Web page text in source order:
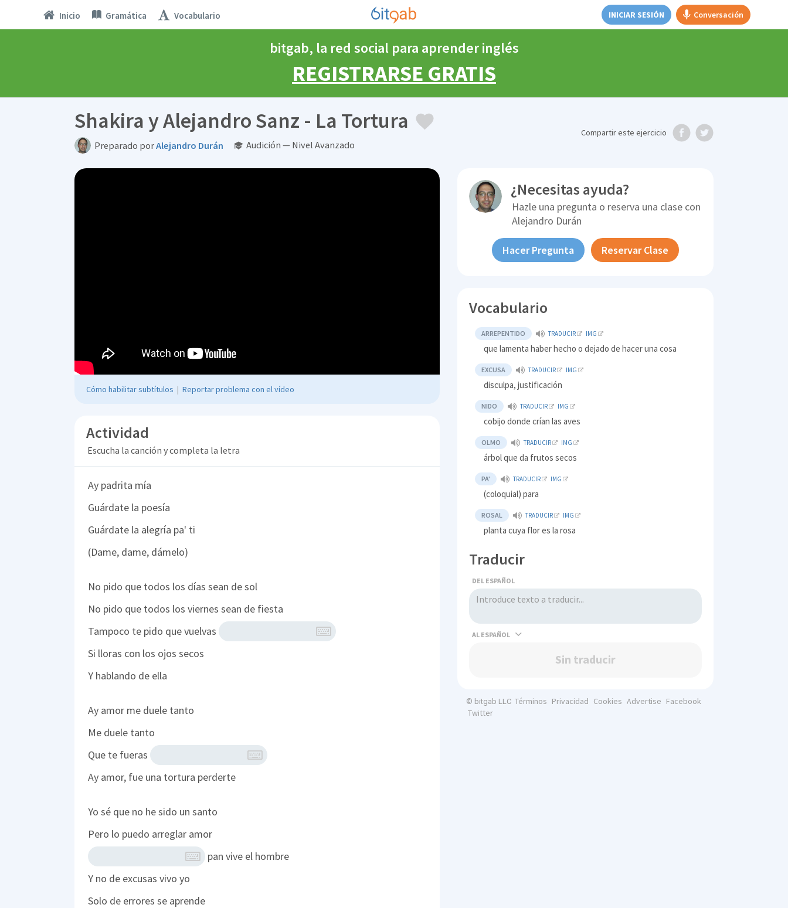
Inicio Gramática Vocabulario INICIAR SESIÓN Conversación
bitgab, la red social para aprender inglés
REGISTRARSE GRATIS
Shakira y Alejandro Sanz - La Tortura
Preparado porAlejandro Durán Audición — Nivel Avanzado
Compartireste ejercicio
Cómo habilitar subtítulos | Reportar problema con el vídeo
Actividad
Escucha la canción y completa la letra
Ay padrita mía
Guárdate la poesía
Guárdate la alegría pa' ti
(Dame, dame, dámelo)
No pido que todos los días sean de sol
No pido que todos los viernes sean de fiesta
Tampoco te pido que vuelvas
Si lloras con los ojos secos
Y hablando de ella
Ay amor me duele tanto
Me duele tanto
Que te fueras
Ay amor, fue una tortura perderte
Yo sé que no he sido un santo
Pero lo puedo arreglar amor
pan vive el hombre
Y no de excusas vivo yo
Solo de errores se aprende
¿Necesitas ayuda?
Hazle una pregunta o reserva una clase con
Alejandro Durán
Hacer Pregunta Reservar Clase
Vocabulario
ARREPENTIDO TRADUCIR IMG
que lamenta haber hecho o dejado de hacer una cosa
EXCUSA TRADUCIR IMG
disculpa, justificación
NIDO TRADUCIR IMG
cobijo donde crían las aves
OLMO TRADUCIR IMG
árbol que da frutos secos
PA' TRADUCIR IMG
(coloquial) para
ROSAL TRADUCIR IMG
planta cuya flor es la rosa
Traducir
DEL ESPAÑOL
AL
Sin traducir
© bitgab LLC Términos Privacidad Cookies Advertise Facebook
Twitter